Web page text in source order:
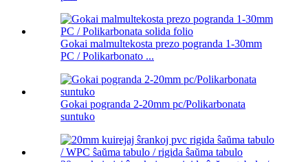
Gokai malmultekosta prezo pogranda 1-30mm
PC / Polikarbonato ...
Gokai pogranda 2-20mm pc/Polikarbonata
suntuko